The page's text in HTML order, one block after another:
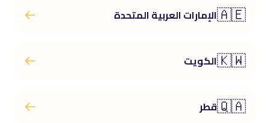
🇦🇪الإمارات العربية المتحدة
🇰🇼الكويت
🇶🇦قطر